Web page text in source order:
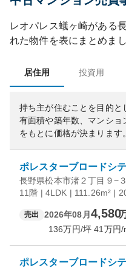
レオパレス蟻ヶ崎がある
れた物件を表にまとめまし
居住用 投資用
持ち主が住むことを目的と
有面積や築年数、マンショ
をもとに価格が決まります。
ポレスターブロードシ
長野県松本市渚２丁目９−
11階 | 4LDK | 111.26m² |
売出 2026年08月 4,580
136万円/坪 41 万円/
ポレスターブロードシ